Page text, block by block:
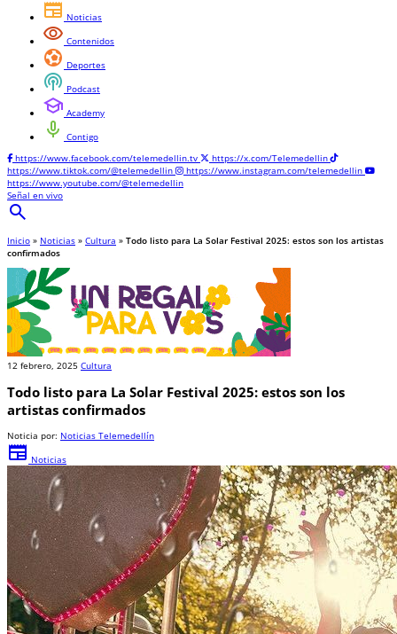
newspaper Noticias
visibility Contenidos
sports_and_outdoors Deportes
podcasts Podcast
school Academy
mic Contigo
https://www.facebook.com/telemedellin.tv
https://x.com/Telemedellin
https://www.tiktok.com/@telemedellin
https://www.instagram.com/telemedellin
https://www.youtube.com/@telemedellin
Señal en vivo
search
Inicio » Noticias » Cultura » Todo listo para La Solar Festival 2025: estos son los artistas
confirmados
12 febrero, 2025 Cultura
Todo listo para La Solar Festival 2025: estos son los
artistas confirmados
Noticia por: Noticias Telemedellín
newspaper Noticias